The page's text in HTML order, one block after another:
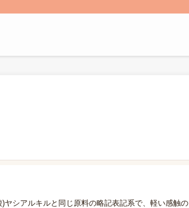
シアルキルと同じ原料の略記表記系で、軽い感触の